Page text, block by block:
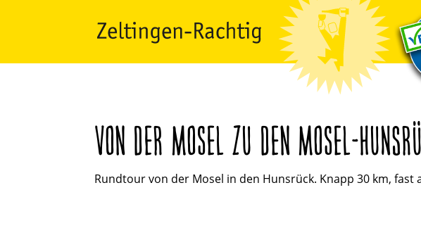
VON DER MOSEL ZU DEN MOSEL-
Rundtour von der Mosel in den Hunsrück. Knapp 30 km,